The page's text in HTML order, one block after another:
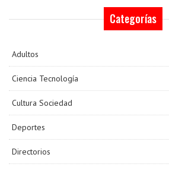
Categorías
Adultos
Ciencia Tecnología
Cultura Sociedad
Deportes
Directorios